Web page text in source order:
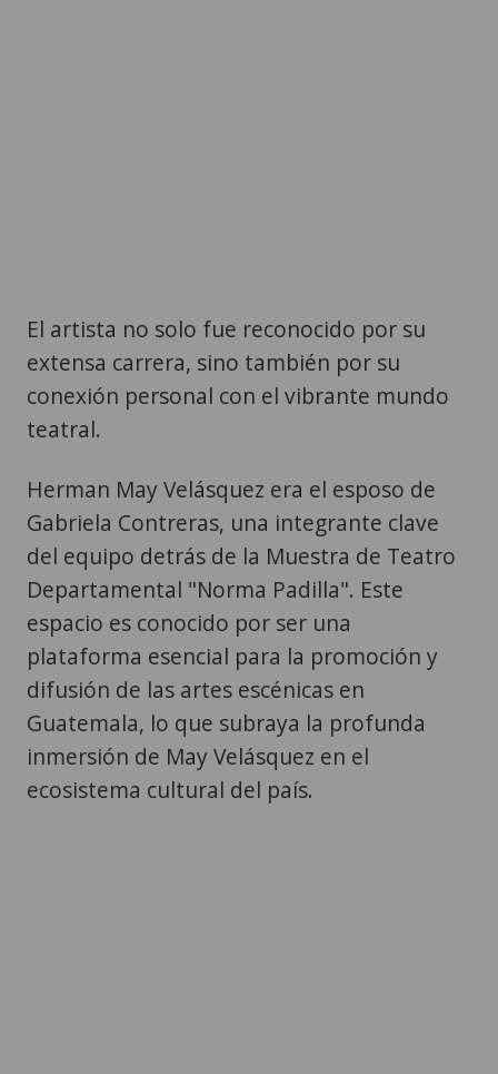
El artista no solo fue reconocido por su
extensa carrera, sino también por su
conexión personal con el vibrante mundo
teatral.
Herman May Velásquez era el esposo de
Gabriela Contreras, una integrante clave
del equipo detrás de la Muestra de Teatro
Departamental "Norma Padilla". Este
espacio es conocido por ser una
plataforma esencial para la promoción y
difusión de las artes escénicas en
Guatemala, lo que subraya la profunda
inmersión de May Velásquez en el
ecosistema cultural del país.